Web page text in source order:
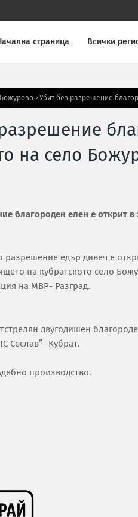
страница Всички
Божурово Убит без разрешение
на село
благороден елен е открит
едър дивеч е
на кубратското село
на МВР- Разград.
двугодишен
Сеслав”- Кубрат.
производство.